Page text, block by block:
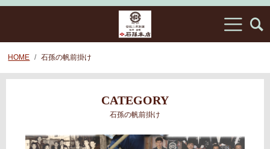
HOME 石孫の帆前掛け
CATEGORY
石孫の帆前掛け